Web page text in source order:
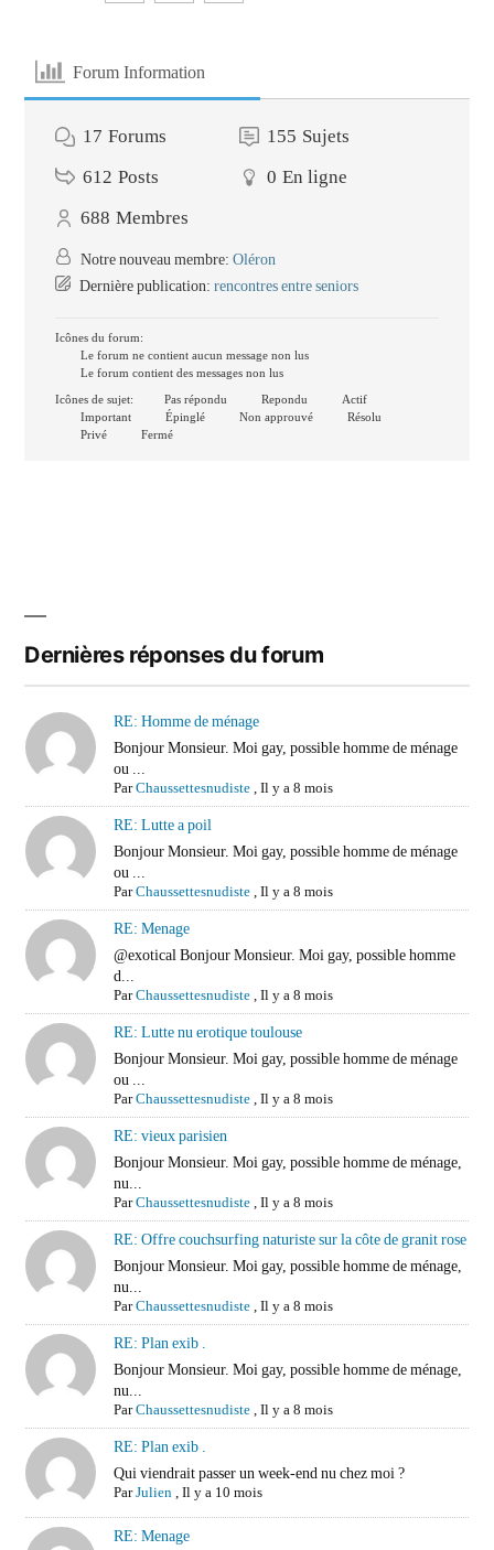
Forum Information
17 Forums 155 Sujets
612 Posts 0 En ligne
688 Membres
Notre nouveau membre: Oléron
Dernière publication: rencontres entre seniors
Icônes du forum:
Le forum ne contient aucun message non lus
Le forum contient des messages non lus
Icônes de sujet:
Pas répondu Repondu
Actif
Important
Épinglé Non approuvé
Résolu
Privé
Fermé
Dernières réponses du forum
RE: Homme de ménage
Bonjour Monsieur. Moi gay, possible homme de ménage
ou ...
ParChaussettesnudiste,Il y a 8 mois
RE: Lutte a poil
Bonjour Monsieur. Moi gay, possible homme de ménage
ou ...
ParChaussettesnudiste,Il y a 8 mois
RE: Menage
@exotical Bonjour Monsieur. Moi gay, possible homme
d...
ParChaussettesnudiste,Il y a 8 mois
RE: Lutte nu erotique toulouse
Bonjour Monsieur. Moi gay, possible homme de ménage
ou ...
ParChaussettesnudiste,Il y a 8 mois
RE: vieux parisien
Bonjour Monsieur. Moi gay, possible homme de ménage,
nu...
ParChaussettesnudiste,Il y a 8 mois
RE: Offre couchsurfing naturiste sur la côte de granit rose
Bonjour Monsieur. Moi gay, possible homme de ménage,
nu...
ParChaussettesnudiste,Il y a 8 mois
RE: Plan exib .
Bonjour Monsieur. Moi gay, possible homme de ménage,
nu...
ParChaussettesnudiste,Il y a 8 mois
RE: Plan exib .
Qui viendrait passer un week-end nu chez moi ?
ParJulien,Il y a 10 mois
RE: Menage